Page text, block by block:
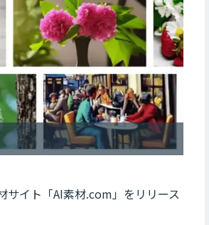
サイト「AI素材.com」をリリース